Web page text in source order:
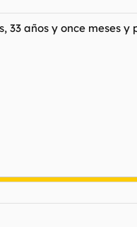
33 años y once meses